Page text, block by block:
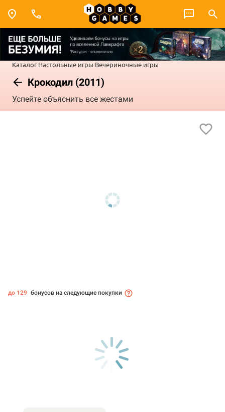
Каталог Настольные игры Вечериночные игры
Крокодил (2011)
Успейте объяснить все жестами
до 129 бонусов на следующие покупки